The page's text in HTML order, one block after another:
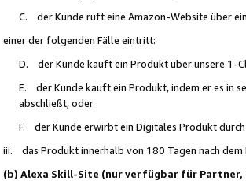
C. der Kunde ruft eine Amazon-Website über
einer der folgenden Fälle eintritt:
D. der Kunde kauft ein Produkt über unsere 1-
E. der Kunde kauft ein Produkt, indem er es in
abschließt, oder
F. der Kunde erwirbt ein Digitales Produkt
iii. das Produkt innerhalb von 180 Tagen nach
(b) Alexa Skill-Site (nur verfügbar für Partner,